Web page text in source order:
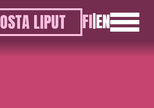
OSTA LIPUT FI|EN